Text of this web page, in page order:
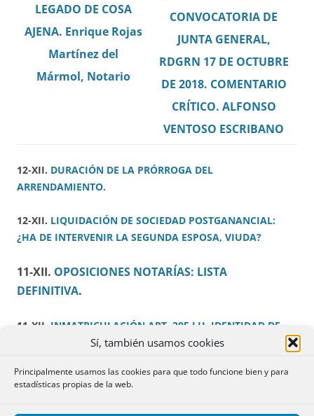
Sí, también usamos cookies
Principalmente usamos las cookies para que todo funcione bien y para
estadísticas propias de la web.
LEGADO DE COSA
AJENA. Enrique Rojas
Martínez del
Mármol, Notario
CONVOCATORIA DE
JUNTA GENERAL,
RDGRN 17 DE OCTUBRE
DE 2018. COMENTARIO
CRÍTICO. ALFONSO
VENTOSO ESCRIBANO
12-XII. DURACIÓN DE LA PRÓRROGA DEL
ARRENDAMIENTO.
12-XII. LIQUIDACIÓN DE SOCIEDAD POSTGANANCIAL:
¿HA DE INTERVENIR LA SEGUNDA ESPOSA, VIUDA?
11-XII. OPOSICIONES NOTARÍAS: LISTA
DEFINITIVA.
11-XII. INMATRICULACIÓN ART. 205 LH. IDENTIDAD DE
DESCRIPCIONES. FINCA EN DOS REGISTROS.
11-XII.DOCUMENTACIÓN PARA PRACTICAR ANOTACIÓN
PREVENTIVA DE ACUERDO EXTRAJUDICIAL DE PAGOS